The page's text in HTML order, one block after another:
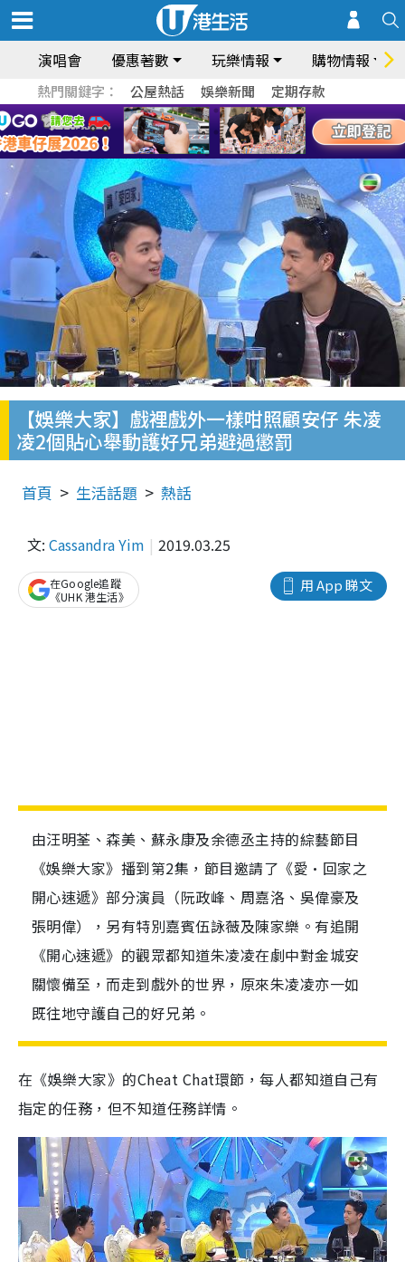
演唱會 優惠著數 玩樂情報 購物情報
熱門關鍵字： 公屋熱話 娛樂新聞 定期存款
【娛樂大家】戲裡戲外一樣咁照顧安仔 朱凌
凌2個貼心舉動護好兄弟避過懲罰
首頁 生活話題 熱話
文: Cassandra Yim 2019.03.25
用 App 睇文
在Google追蹤
《UHK 港生活》
由汪明荃、森美、蘇永康及余德丞主持的綜藝節目
《娛樂大家》播到第2集，節目邀請了《愛•回家之
開心速遞》部分演員（阮政峰、周嘉洛、吳偉豪及
張明偉），另有特別嘉賓伍詠薇及陳家樂。有追開
《開心速遞》的觀眾都知道朱凌凌在劇中對金城安
關懷備至，而走到戲外的世界，原來朱凌凌亦一如
既往地守護自己的好兄弟。
在《娛樂大家》的Cheat Chat環節，每人都知道自己有
指定的任務，但不知道任務詳情。